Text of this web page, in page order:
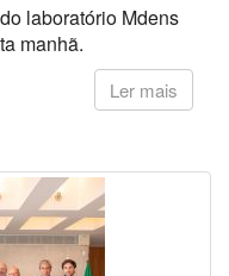
laboratório Mdens
manhã.
Ler mais